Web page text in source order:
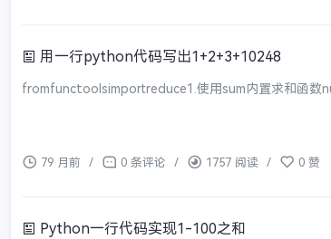
用一行python代码写出1+2+3+10248
fromfunctoolsimportreduce1.使用sum内置求和函数
79 月前 / 0 条评论 / 1757 阅读 / 0 赞
Python一行代码实现1-100之和